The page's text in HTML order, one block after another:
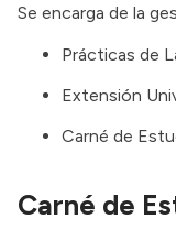
Se encarga de la
Prácticas de
Extensión
Carné de
Carné de